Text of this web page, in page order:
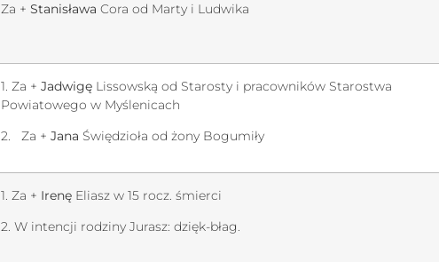
Za + Stanisława Cora od Marty i Ludwika
1. Za + Jadwigę Lissowską od Starosty i pracowników Starostwa
Powiatowego w Myślenicach
2. Za + Jana Świędzioła od żony Bogumiły
1. Za + Irenę Eliasz w 15 rocz. śmierci
2. W intencji rodziny Jurasz: dzięk-błag.